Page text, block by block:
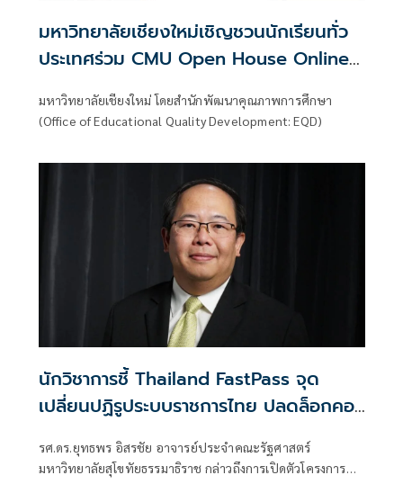
มหาวิทยาลัยเชียงใหม่เชิญชวนนักเรียนทั่ว
ประเทศร่วม CMU Open House Online
ความพร้อมสู่การศึกษาต่อระดับอุดมศึกษา
มหาวิทยาลัยเชียงใหม่ โดยสำนักพัฒนาคุณภาพการศึกษา
(Office of Educational Quality Development: EQD)
นักวิชาการชี้ Thailand FastPass จุด
เปลี่ยนปฏิรูประบบราชการไทย ปลดล็อกคอ
แนะเข้มตรวจสอบ ต่อยอดโครงสร้างพื้น
ฐานควบคู่กัน
รศ.ดร.ยุทธพร อิสรชัย อาจารย์ประจำคณะรัฐศาสตร์
มหาวิทยาลัยสุโขทัยธรรมาธิราช กล่าวถึงการเปิดตัวโครงการ